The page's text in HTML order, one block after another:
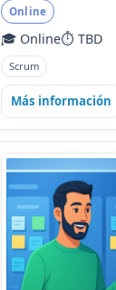
Online
🎓 Online⏱️ TBD
Scrum
Más información